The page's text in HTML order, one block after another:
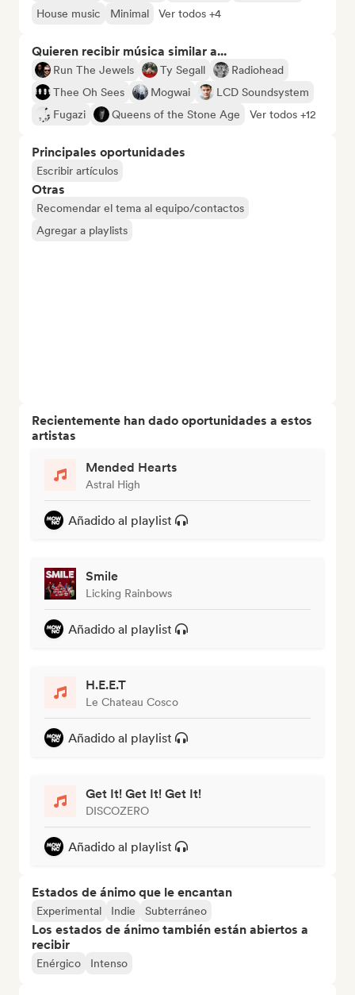
House music
Minimal Ver todos +4
Quieren recibir música similar a...
Run The Jewels Ty Segall
Radiohead
Thee Oh Sees
Mogwai
LCD Soundsystem
Fugazi
Queens of the Stone Age Ver todos +12
Principales oportunidades
Escribir artículos
Otras
Recomendar el tema al equipo/contactos
Agregar a playlists
Recientemente han dado oportunidades a estos
artistas
Mended Hearts
Astral High
Añadido al playlist
Smile
Licking Rainbows
Añadido al playlist
H.E.E.T
Le Chateau Cosco
Añadido al playlist
Get It! Get It! Get It!
DISCOZERO
Añadido al playlist
Estados de ánimo que le encantan
Experimental Indie Subterráneo
Los estados de ánimo también están abiertos a
recibir
Enérgico Intenso